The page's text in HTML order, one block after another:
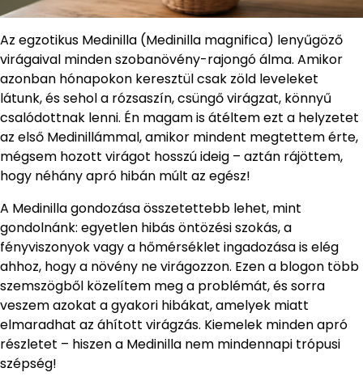
Az egzotikus Medinilla (Medinilla magnifica) lenyűgöző
virágaival minden szobanövény-rajongó álma. Amikor
azonban hónapokon keresztül csak zöld leveleket
látunk, és sehol a rózsaszín, csüngő virágzat, könnyű
csalódottnak lenni. Én magam is átéltem ezt a helyzetet
az első Medinillámmal, amikor mindent megtettem érte,
mégsem hozott virágot hosszú ideig – aztán rájöttem,
hogy néhány apró hibán múlt az egész!
A Medinilla gondozása összetettebb lehet, mint
gondolnánk: egyetlen hibás öntözési szokás, a
fényviszonyok vagy a hőmérséklet ingadozása is elég
ahhoz, hogy a növény ne virágozzon. Ezen a blogon több
szemszögből közelítem meg a problémát, és sorra
veszem azokat a gyakori hibákat, amelyek miatt
elmaradhat az áhított virágzás. Kiemelek minden apró
részletet – hiszen a Medinilla nem mindennapi trópusi
szépség!